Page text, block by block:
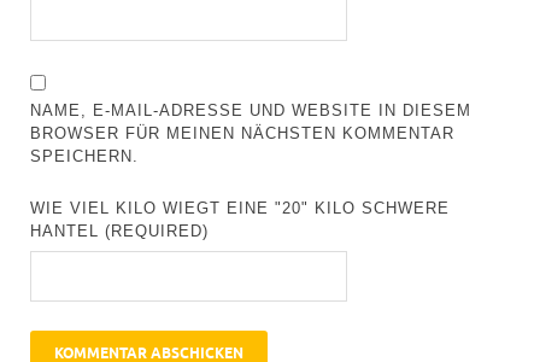
NAME, E-MAIL-ADRESSE UND WEBSITE IN DIESEM
BROWSER FÜR MEINEN NÄCHSTEN KOMMENTAR
SPEICHERN.
WIE VIEL KILO WIEGT EINE "20" KILO SCHWERE
HANTEL (REQUIRED)